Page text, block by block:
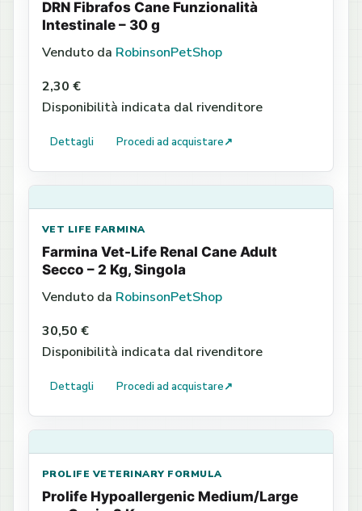
DRN Fibrafos Cane Funzionalità
Intestinale – 30 g
Venduto da RobinsonPetShop
2,30 €
Disponibilità indicata dal rivenditore
Dettagli Procedi ad acquistare↗
VET LIFE FARMINA
Farmina Vet-Life Renal Cane Adult
Secco – 2 Kg, Singola
Venduto da RobinsonPetShop
30,50 €
Disponibilità indicata dal rivenditore
Dettagli Procedi ad acquistare↗
PROLIFE VETERINARY FORMULA
Prolife Hypoallergenic Medium/Large